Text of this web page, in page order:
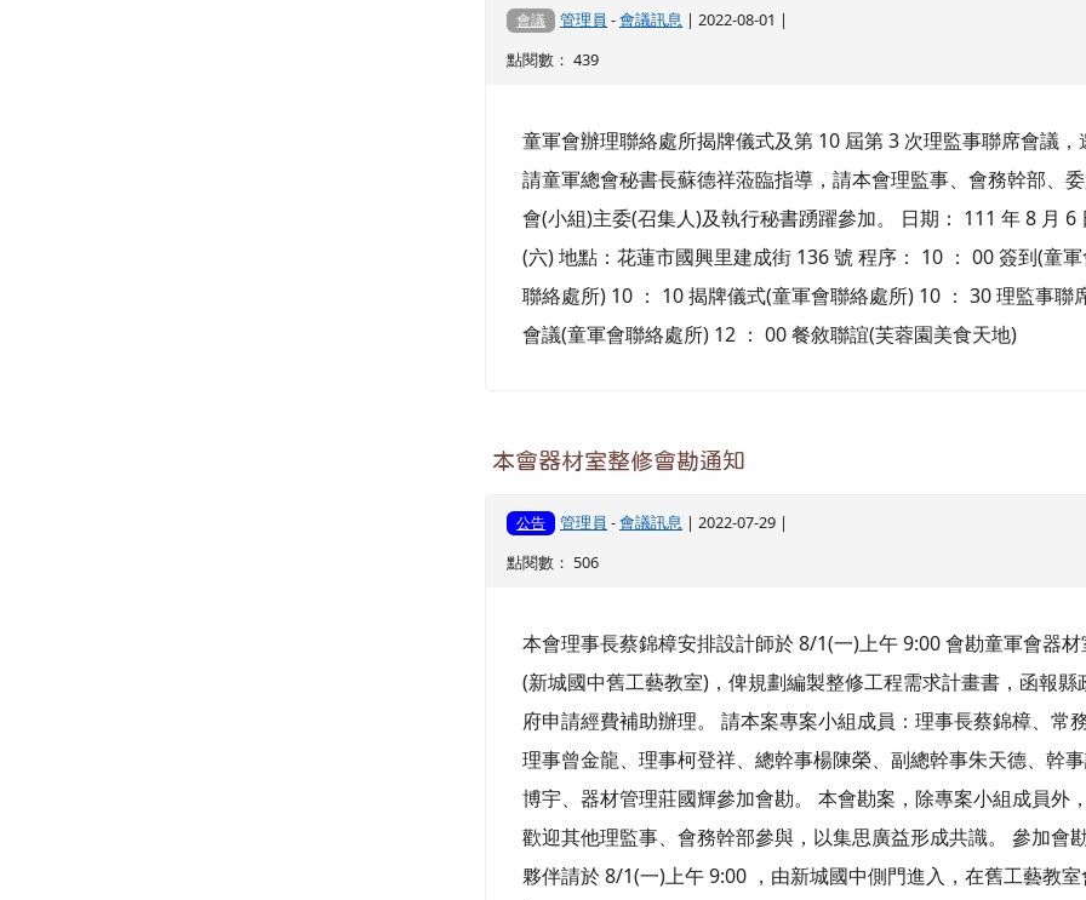
會議 管理員 -會議訊息 | 2022-08-01 |
點閱數： 439
童軍會辦理聯絡處所揭牌儀式及第 10 屆第 3 次理監事聯席會議，
請童軍總會秘書長蘇德祥蒞臨指導，請本會理監事、會務幹部、
會(小組)主委(召集人)及執行秘書踴躍參加。 日期： 111 年 8 月 6
(六) 地點：花蓮市國興里建成街 136 號 程序： 10 ： 00 簽到(童軍
聯絡處所) 10 ： 10 揭牌儀式(童軍會聯絡處所) 10 ： 30 理監事聯
會議(童軍會聯絡處所) 12 ： 00 餐敘聯誼(芙蓉園美食天地)
本會器材室整修會勘通知
公告 管理員 -會議訊息 | 2022-07-29 |
點閱數： 506
本會理事長蔡錦樟安排設計師於 8/1(一)上午 9:00 會勘童軍會器材
(新城國中舊工藝教室)，俾規劃編製整修工程需求計畫書，函報縣
府申請經費補助辦理。 請本案專案小組成員：理事長蔡錦樟、常
理事曾金龍、理事柯登祥、總幹事楊陳榮、副總幹事朱天德、幹
博宇、器材管理莊國輝參加會勘。 本會勘案，除專案小組成員外，
歡迎其他理監事、會務幹部參與，以集思廣益形成共識。 參加會
夥伴請於 8/1(一)上午 9:00 ，由新城國中側門進入，在舊工藝教室